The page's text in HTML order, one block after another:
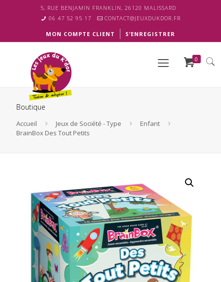
5, RUE BENJAMIN FRANKLIN, 26120 MALISSARD
06 47 52 95 17
CONTACT@JEUXDUKDOR.FR
MON COMPTE CLIENT S’ENREGISTRER
0
Boutique
Accueil Jeux de Société - Type
Enfant
BrainBox Des Tout Petits